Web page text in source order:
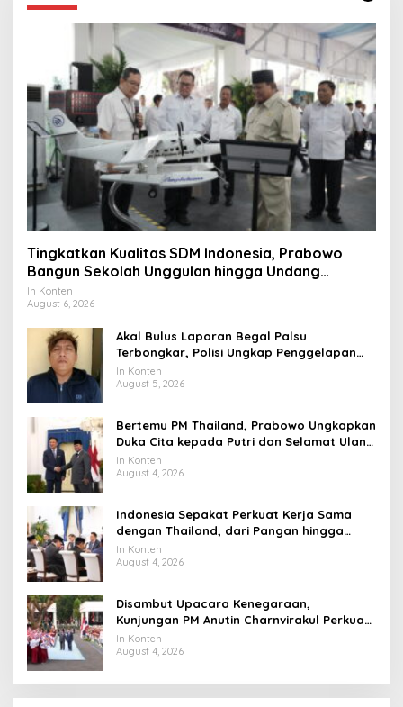
Tingkatkan Kualitas SDM Indonesia, Prabowo
Bangun Sekolah Unggulan hingga Undang
Universitas Terbaik Dunia
In Konten
August 6, 2026
Akal Bulus Laporan Begal Palsu
Terbongkar, Polisi Ungkap Penggelapan
Uang Perusahaan untuk Crypto
In Konten
August 5, 2026
Bertemu PM Thailand, Prabowo Ungkapkan
Duka Cita kepada Putri dan Selamat Ulang
Tahun ke Raja Thailand
In Konten
August 4, 2026
Indonesia Sepakat Perkuat Kerja Sama
dengan Thailand, dari Pangan hingga
Ekonomi Digital
In Konten
August 4, 2026
Disambut Upacara Kenegaraan,
Kunjungan PM Anutin Charnvirakul Perkuat
Hubungan Indonesia-Thailand
In Konten
August 4, 2026